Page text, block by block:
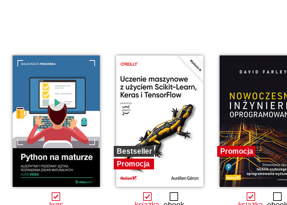
Bestseller
Promocja
Promocja